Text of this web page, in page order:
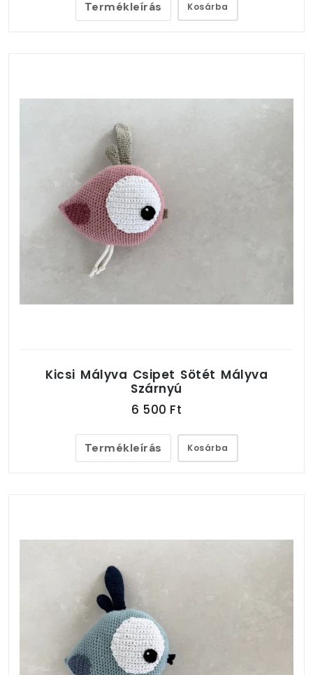
Termékleírás Kosárba
Kicsi Mályva Csipet Sötét Mályva
Szárnyú
6 500 Ft
Termékleírás Kosárba